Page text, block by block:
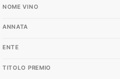
NOME VINO
ANNATA
ENTE
TITOLO PREMIO